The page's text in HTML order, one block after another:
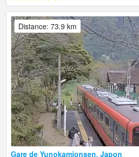
Gare de Yunokamionsen, Japon
Distance: 73.9 km